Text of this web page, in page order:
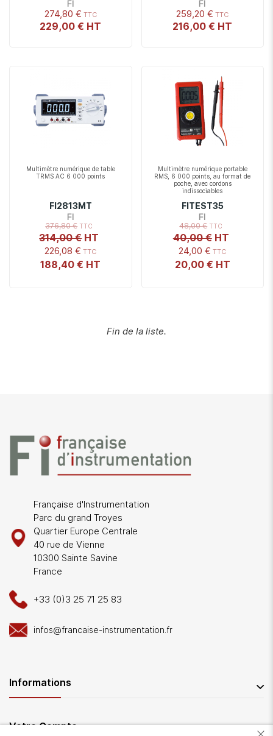
FI
274,80 €
229,00 €
FI
259,20 €
216,00 €
Multimètre numérique de table
TRMS AC 6 000 points
FI2813MT
FI
226,08 €
188,40 €
376,80 €
314,00 €
Multimètre numérique portable
RMS, 6 000 points, au format de
poche, avec cordons
indissociables
FITEST35
FI
24,00 €
20,00 €
48,00 €
40,00 €
Fin de la liste.
Française d'Instrumentation
Parc du grand Troyes
Quartier Europe Centrale
40 rue de Vienne
10300 Sainte Savine
France
+33 (0)3 25 71 25 83
infos@francaise-instrumentation.fr
Informations
Votre Compte